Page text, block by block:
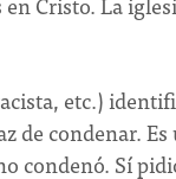
etc.)
de condenar.
Sí